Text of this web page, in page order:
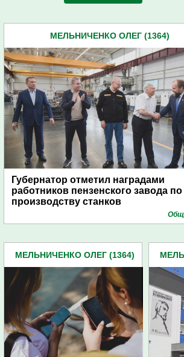
МЕЛЬНИЧЕНКО ОЛЕГ (1364)
Губернатор отметил наградами
работников пензенского завода по
производству станков
МЕЛЬНИЧЕНКО ОЛЕГ (1364)